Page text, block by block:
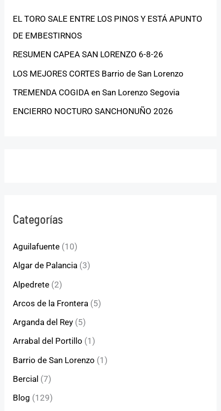
EL TORO SALE ENTRE LOS PINOS Y ESTÁ APUNTO
DE EMBESTIRNOS
RESUMEN CAPEA SAN LORENZO 6-8-26
LOS MEJORES CORTES Barrio de San Lorenzo
TREMENDA COGIDA en San Lorenzo Segovia
ENCIERRO NOCTURO SANCHONUÑO 2026
Categorías
Aguilafuente (10)
Algar de Palancia (3)
Alpedrete (2)
Arcos de la Frontera (5)
Arganda del Rey (5)
Arrabal del Portillo (1)
Barrio de San Lorenzo (1)
Bercial (7)
Blog (129)